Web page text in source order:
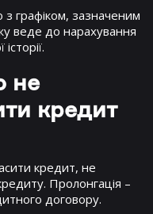
з графіком, зазначеним
веде до нарахування
не
кредит
кредит, не
Пролонгація –
договору.